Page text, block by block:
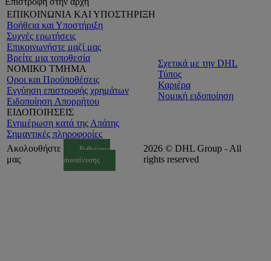
ΕΠΙΚΟΙΝΩΝΙΑ ΚΑΙ ΥΠΟΣΤΗΡΙΞΗ
Βοήθεια και Υποστήριξη
Συχνές ερωτήσεις
Επικοινωνήστε μαζί μας
Βρείτε μια τοποθεσία
ΝΟΜΙΚΟ ΤΜΗΜΑ
Οροι και Προϋποθέσεις
Εγγύηση επιστροφής χρημάτων
Ειδοποίηση Aπορρήτου
ΕΙΔΟΠΟΙΗΣΕΙΣ
Ενημέρωση κατά της Απάτης
Σημαντικές πληροφορίες
Σχετικά με την DHL
Τύπος
Καριέρα
Νομική ειδοποίηση
Ακολουθήστε
μας
Ρυθμίσεις
συναίνεσης
2026 © DHL Group - All
rights reserved